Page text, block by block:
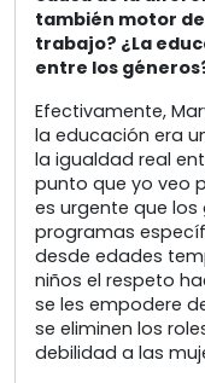
también motor de
trabajo? ¿La
entre los
Efectivamente,
la educación era
la igualdad real
punto que yo veo
es urgente que
programas
desde edades
niños el respeto
se les empodere
se eliminen los
debilidad a las